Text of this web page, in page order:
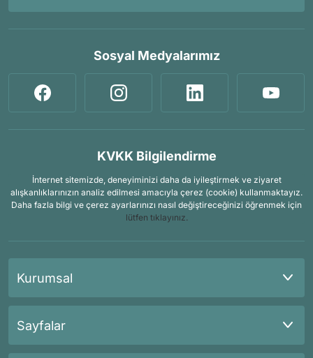
Sosyal Medyalarımız
KVKK Bilgilendirme
İnternet sitemizde, deneyiminizi daha da iyileştirmek ve ziyaret
alışkanlıklarınızın analiz edilmesi amacıyla çerez (cookie) kullanmaktayız.
Daha fazla bilgi ve çerez ayarlarınızı nasıl değiştireceğinizi öğrenmek için
lütfen tıklayınız.
Kurumsal
Sayfalar